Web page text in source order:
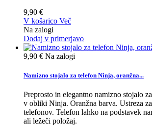
9,90 €
V košarico Več
Na zalogi
Dodaj v primerjavo
9,90 € Na zalogi
Namizno stojalo za telefon Ninja, oranžna...
Preprosto in elegantno namizno stojalo
v obliki Ninja. Oranžna barva. Ustreza
telefonov. Telefon lahko na podstavek
ali ležeči položaj.